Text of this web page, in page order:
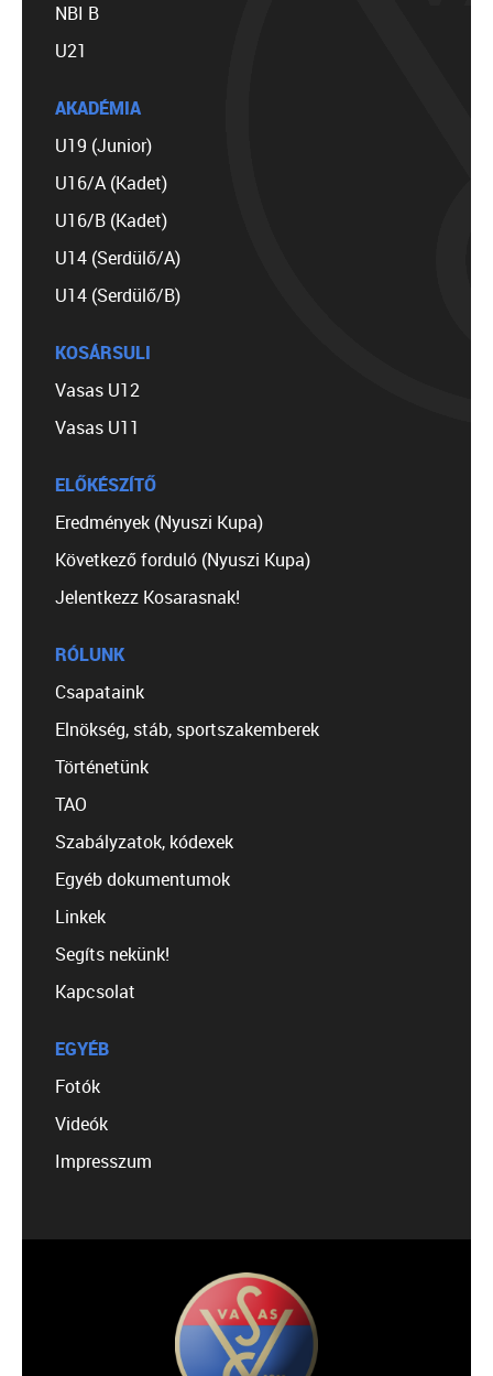
NBI B
U21
AKADÉMIA
U19 (Junior)
U16/A (Kadet)
U16/B (Kadet)
U14 (Serdülő/A)
U14 (Serdülő/B)
KOSÁRSULI
Vasas U12
Vasas U11
ELŐKÉSZÍTŐ
Eredmények (Nyuszi Kupa)
Következő forduló (Nyuszi Kupa)
Jelentkezz Kosarasnak!
RÓLUNK
Csapataink
Elnökség, stáb, sportszakemberek
Történetünk
TAO
Szabályzatok, kódexek
Egyéb dokumentumok
Linkek
Segíts nekünk!
Kapcsolat
EGYÉB
Fotók
Videók
Impresszum